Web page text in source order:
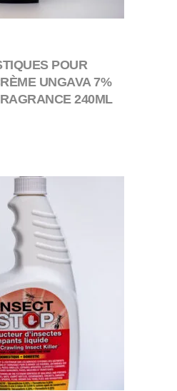
POUR
UNGAVA 7%
240ML